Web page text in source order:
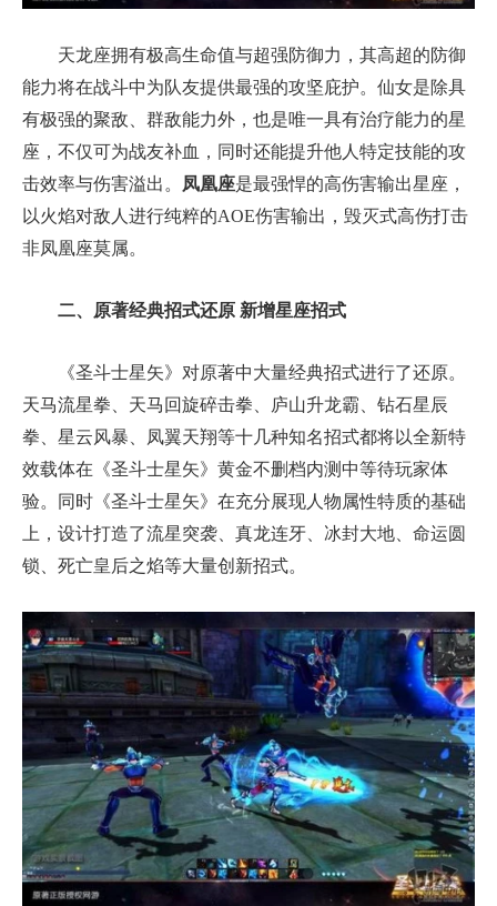
天龙座拥有极高生命值与超强防御力，其高超的防御
能力将在战斗中为队友提供最强的攻坚庇护。仙女是除具
有极强的聚敌、群敌能力外，也是唯一具有治疗能力的星
座，不仅可为战友补血，同时还能提升他人特定技能的攻
击效率与伤害溢出。
凤凰座是最强悍的高伤害输出星座，
以火焰对敌人进行纯粹的AOE伤害输出，毁灭式高伤打击
非凤凰座莫属。
二、原著经典招式还原 新增星座招式
《圣斗士星矢》对原著中大量经典招式进行了还原。
天马流星拳、天马回旋碎击拳、庐山升龙霸、钻石星辰
拳、星云风暴、凤翼天翔等十几种知名招式都将以全新特
效载体在《圣斗士星矢》黄金不删档内测中等待玩家体
验。同时《圣斗士星矢》在充分展现人物属性特质的基础
上，设计打造了流星突袭、真龙连牙、冰封大地、命运圆
锁、死亡皇后之焰等大量创新招式。